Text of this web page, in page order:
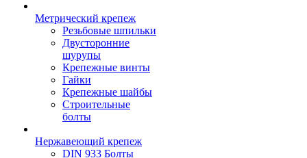
Метрический крепеж
Резьбовые шпильки
Двусторонние
шурупы
Крепежные винты
Гайки
Крепежные шайбы
Строительные
болты
Нержавеющий крепеж
DIN 933 Болты